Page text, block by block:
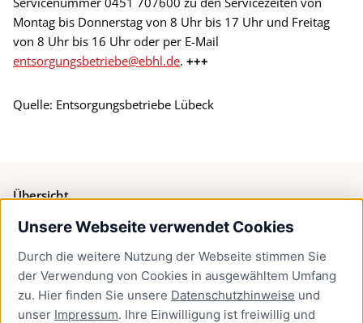
Unsere Webseite verwendet Cookies
Durch die weitere Nutzung der Webseite stimmen Sie
der Verwendung von Cookies in ausgewähltem Umfang
zu. Hier finden Sie unsere Datenschutzhinweise und
unser Impressum. Ihre Einwilligung ist freiwillig und
Montag bis Donnerstag von 8 Uhr bis 17 Uhr und Freitag
von 8 Uhr bis 16 Uhr oder per E-Mail
entsorgungsbetriebe@ebhl.de. +++
Quelle: Entsorgungsbetriebe Lübeck
Übersicht
Bürgerservice
Presse
Newsletter Lübeck:kompakt
Kontakt